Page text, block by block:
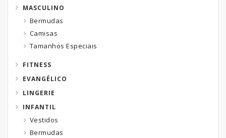
MASCULINO
Bermudas
Camisas
Tamanhos Especiais
FITNESS
EVANGÉLICO
LINGERIE
INFANTIL
Vestidos
Bermudas